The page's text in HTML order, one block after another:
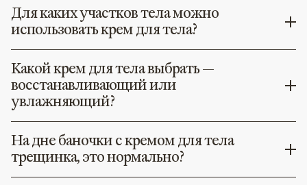
Для каких участков тела можно
использовать крем для тела?
Какой крем для тела выбрать —
восстанавливающий или
увлажняющий?
На дне баночки с кремом для тела
трещинка, это нормально?